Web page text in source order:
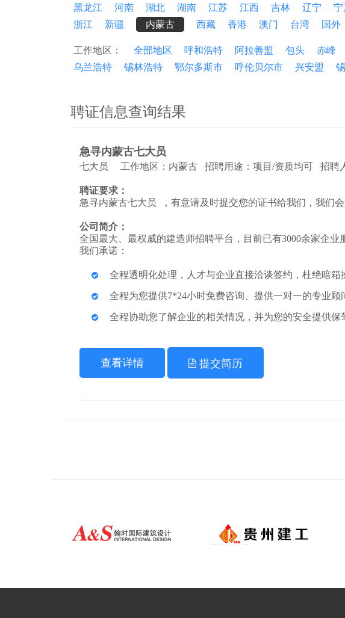
黑龙江
河南 湖北 湖南 江苏 江西 吉林 辽宁 宁
浙江
新疆 内蒙古 西藏 香港 澳门 台湾 国外
工作地区： 全部地区 呼和浩特 阿拉善盟 包头 赤峰
乌兰浩特
锡林浩特 鄂尔多斯市 呼伦贝尔市 兴安盟
聘证信息查询结果
急寻内蒙古七大员
七大员 工作地区：内蒙古 招聘用途：项目/资质均可 招聘
聘证要求：
急寻内蒙古七大员 ，有意请及时提交您的证书给我们，我们会
公司简介：
全国最大、最权威的建造师招聘平台，目前已有3000余家企
我们承诺：
全程透明化处理，人才与企业直接洽谈签约，杜绝暗箱
全程为您提供7*24小时免费咨询、提供一对一的专业顾
全程协助您了解企业的相关情况，并为您的安全提供保
查看详情 提交简历